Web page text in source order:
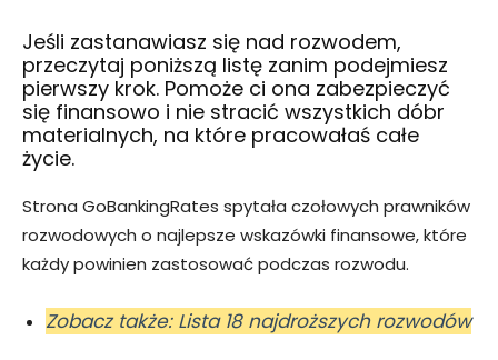
Jeśli zastanawiasz się nad rozwodem,
przeczytaj poniższą listę zanim podejmiesz
pierwszy krok. Pomoże ci ona zabezpieczyć
się finansowo i nie stracić wszystkich dóbr
materialnych, na które pracowałaś całe
życie.
Strona GoBankingRates spytała czołowych prawników
rozwodowych o najlepsze wskazówki finansowe, które
każdy powinien zastosować podczas rozwodu.
Zobacz także: Lista 18 najdroższych rozwodów